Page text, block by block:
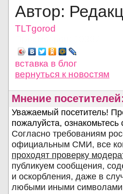
Автор:
TLTgorod
вставка в блог
вернуться к новостям
Мнение